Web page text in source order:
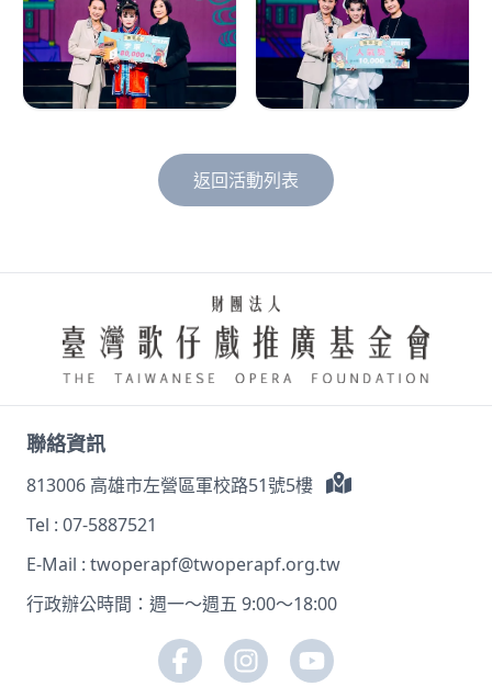
返回活動列表
聯絡資訊
813006 高雄市左營區軍校路51號5樓
Tel : 07-5887521
E-Mail : twoperapf@twoperapf.org.tw
行政辦公時間：週一～週五 9:00～18:00